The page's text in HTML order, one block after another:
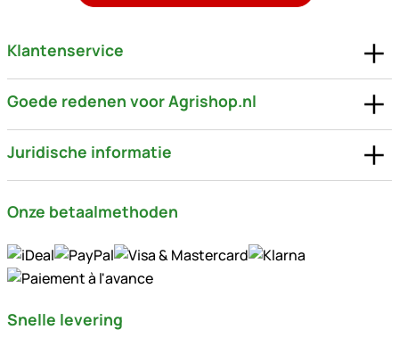
Klantenservice
Goede redenen voor Agrishop.nl
Juridische informatie
Onze betaalmethoden
Snelle levering